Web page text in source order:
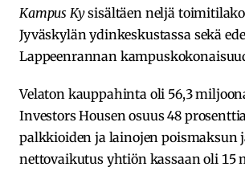
Kampus Kysisältäen neljä
Jyväskylän ydinkeskustassa sekä
Lappeenrannan
Velaton kauppahinta oli 56,3
Investors Housen osuus 48
palkkioiden ja lainojen poismaksun
nettovaikutus yhtiön kassaan oli 15